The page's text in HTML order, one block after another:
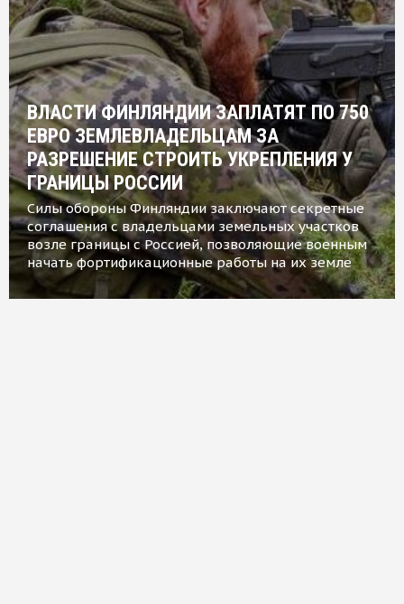
ВЛАСТИ ФИНЛЯНДИИ ЗАПЛАТЯТ ПО 750
ЕВРО ЗЕМЛЕВЛАДЕЛЬЦАМ ЗА
РАЗРЕШЕНИЕ СТРОИТЬ УКРЕПЛЕНИЯ У
ГРАНИЦЫ РОССИИ
Силы обороны Финляндии заключают секретные
соглашения с владельцами земельных участков
возле границы с Россией, позволяющие военным
начать фортификационные работы на их земле